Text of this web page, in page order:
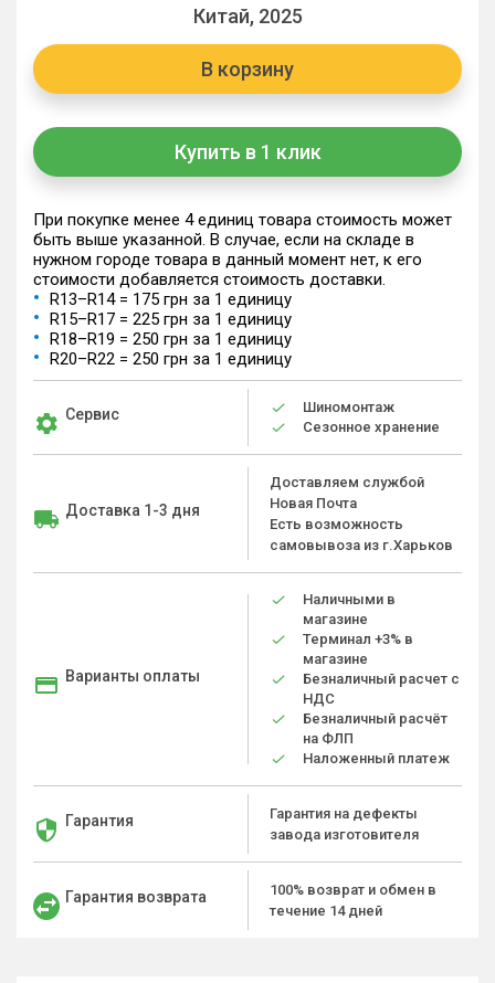
Китай, 2025
В корзину
Купить в 1 клик
При покупке менее 4 единиц товара стоимость может
быть выше указанной. В случае, если на складе в
нужном городе товара в данный момент нет, к его
стоимости добавляется стоимость доставки.
R13–R14 = 175 грн за 1 единицу
R15–R17 = 225 грн за 1 единицу
R18–R19 = 250 грн за 1 единицу
R20–R22 = 250 грн за 1 единицу
Сервис
Шиномонтаж
Сезонное хранение
Доставка 1-3 дня
Доставляем службой
Новая Почта
Есть возможность
самовывоза из г.Харьков
Варианты оплаты
Наличными в
магазине
Терминал +3% в
магазине
Безналичный расчет с
НДС
Безналичный расчёт
на ФЛП
Наложенный платеж
Гарантия
Гарантия на дефекты
завода изготовителя
Гарантия возврата
100% возврат и обмен в
течение 14 дней